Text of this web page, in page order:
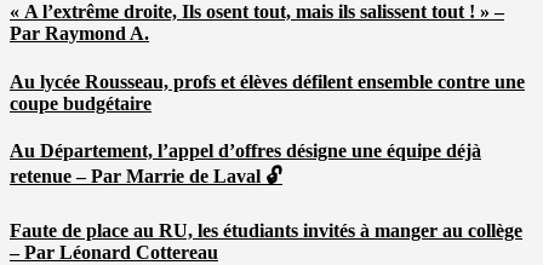
« A l’extrême droite, Ils osent tout, mais ils salissent tout ! » –
Par Raymond A.
Au lycée Rousseau, profs et élèves défilent ensemble contre une
coupe budgétaire
Au Département, l’appel d’offres désigne une équipe déjà
retenue – Par Marrie de Laval 🔓
Faute de place au RU, les étudiants invités à manger au collège
– Par Léonard Cottereau